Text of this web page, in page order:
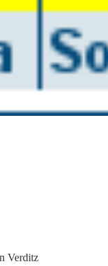
Verditz